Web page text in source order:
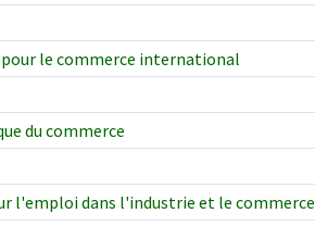
le commerce international
du commerce
l'emploi dans l'industrie et le commerce